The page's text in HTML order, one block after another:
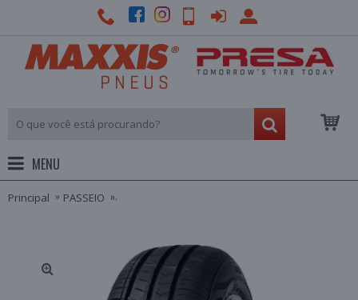
MENU
Principal PASSEIO